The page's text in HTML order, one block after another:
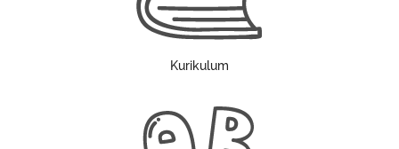
Kurikulum